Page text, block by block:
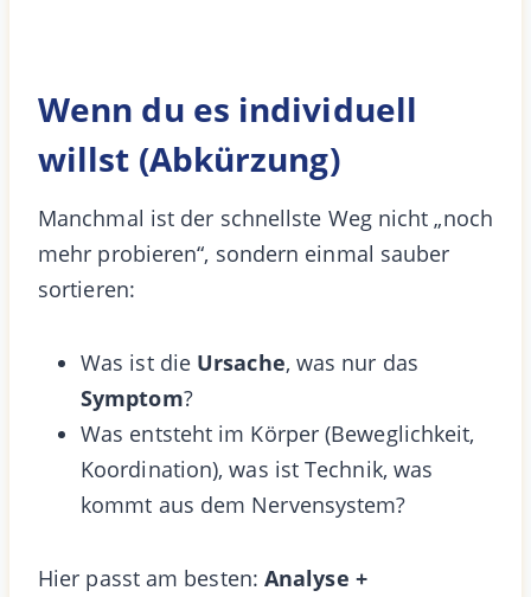
Wenn du es individuell
willst (Abkürzung)
Manchmal ist der schnellste Weg nicht „noch
mehr probieren“, sondern einmal sauber
sortieren:
Was ist die Ursache, was nur das
Symptom?
Was entsteht im Körper (Beweglichkeit,
Koordination), was ist Technik, was
kommt aus dem Nervensystem?
Hier passt am besten: Analyse +